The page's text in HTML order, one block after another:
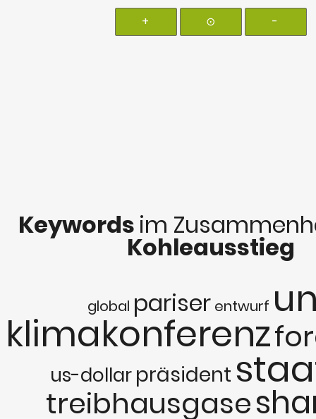
+ ⊙ -
Keywords im
Kohleausstieg
global pariser entwurf
klimakonferenz
us-dollar präsident
treibhausgase